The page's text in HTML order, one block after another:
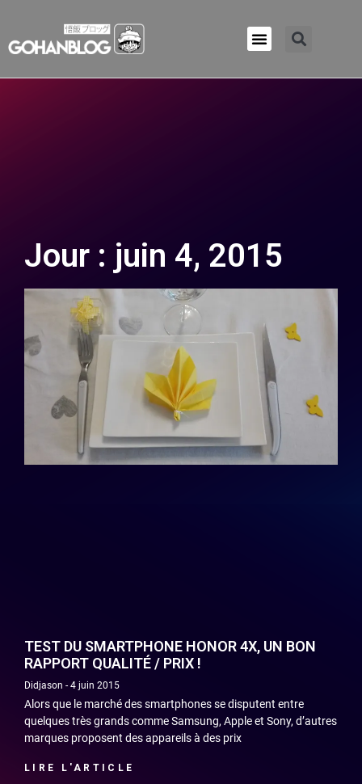
Jour : juin 4, 2015
TEST DU SMARTPHONE HONOR 4X, UN BON
RAPPORT QUALITÉ / PRIX !
Didjason 4 juin 2015
Alors que le marché des smartphones se disputent entre
quelques très grands comme Samsung, Apple et Sony, d’autres
marques proposent des appareils à des prix
LIRE L'ARTICLE